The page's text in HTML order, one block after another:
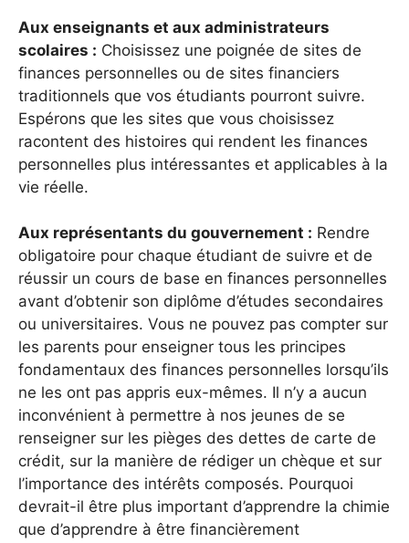
Aux enseignants et aux administrateurs
scolaires : Choisissez une poignée de sites de
finances personnelles ou de sites financiers
traditionnels que vos étudiants pourront suivre.
Espérons que les sites que vous choisissez
racontent des histoires qui rendent les finances
personnelles plus intéressantes et applicables à la
vie réelle.
Aux représentants du gouvernement : Rendre
obligatoire pour chaque étudiant de suivre et de
réussir un cours de base en finances personnelles
avant d’obtenir son diplôme d’études secondaires
ou universitaires. Vous ne pouvez pas compter sur
les parents pour enseigner tous les principes
fondamentaux des finances personnelles lorsqu’ils
ne les ont pas appris eux-mêmes. Il n’y a aucun
inconvénient à permettre à nos jeunes de se
renseigner sur les pièges des dettes de carte de
crédit, sur la manière de rédiger un chèque et sur
l’importance des intérêts composés. Pourquoi
devrait-il être plus important d’apprendre la chimie
que d’apprendre à être financièrement